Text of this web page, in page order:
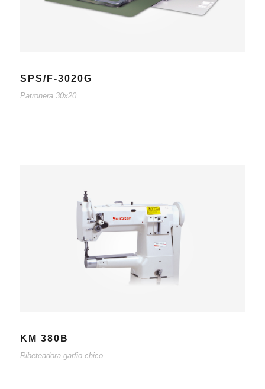
SPS/F-3020G
Patronera 30x20
KM 380B
Ribeteadora garfio chico